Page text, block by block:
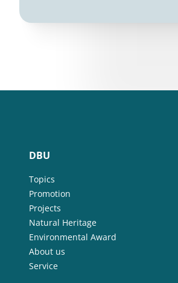
DBU
Topics
Promotion
Projects
Natural Heritage
Environmental Award
About us
Service